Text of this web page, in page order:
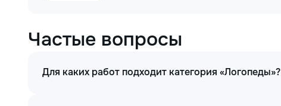
Частые вопросы
Для каких работ подходит категория «Логопеды»?